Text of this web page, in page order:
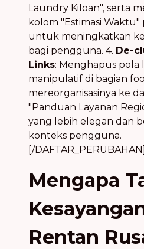
Laundry Kiloan", serta
kolom "Estimasi
untuk meningkatkan
bagi pengguna. 4. De-
Links: Menghapus pola
manipulatif di bagian
mereorganisasinya ke
"Panduan Layanan
yang lebih elegan dan
konteks pengguna.
[/
Mengapa
Rentan